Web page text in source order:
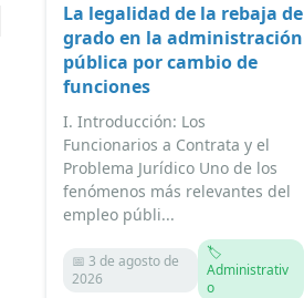
La legalidad de la rebaja de
grado en la administración
pública por cambio de
funciones
I. Introducción: Los
Funcionarios a Contrata y el
Problema Jurídico Uno de los
fenómenos más relevantes del
empleo públi...
📅 3 de agosto de
2026
🏷️
Administrativ
o